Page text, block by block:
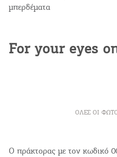
μπερδέματα
For your eyes
ΌΛΕΣ ΟΙ
Ο πράκτορας με τον κωδικό